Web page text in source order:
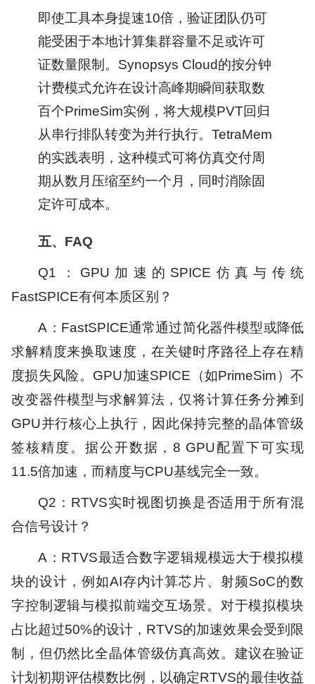
即使工具本身提速10倍，验证团队仍可
能受困于本地计算集群容量不足或许可
证数量限制。Synopsys Cloud的按分钟
计费模式允许在设计高峰期瞬间获取数
百个PrimeSim实例，将大规模PVT回归
从串行排队转变为并行执行。TetraMem
的实践表明，这种模式可将仿真交付周
期从数月压缩至约一个月，同时消除固
定许可成本。
五、FAQ
Q1：GPU加速的SPICE仿真与传统
FastSPICE有何本质区别？
A：FastSPICE通常通过简化器件模型或降低
求解精度来换取速度，在关键时序路径上存在精
度损失风险。GPU加速SPICE（如PrimeSim）不
改变器件模型与求解算法，仅将计算任务分摊到
GPU并行核心上执行，因此保持完整的晶体管级
签核精度。据公开数据，8 GPU配置下可实现
11.5倍加速，而精度与CPU基线完全一致。
Q2：RTVS实时视图切换是否适用于所有混
合信号设计？
A：RTVS最适合数字逻辑规模远大于模拟模
块的设计，例如AI存内计算芯片、射频SoC的数
字控制逻辑与模拟前端交互场景。对于模拟模块
占比超过50%的设计，RTVS的加速效果会受到限
制，但仍然比全晶体管级仿真高效。建议在验证
计划初期评估模数比例，以确定RTVS的最佳收益